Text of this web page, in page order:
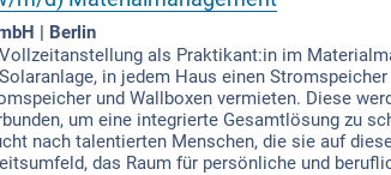
| Berlin
als Praktikant:in im
in jedem Haus einen
und Wallboxen vermieten. Diese
um eine integrierte Gesamtlösung zu
nach talentierten Menschen, die sie auf
das Raum für persönliche und